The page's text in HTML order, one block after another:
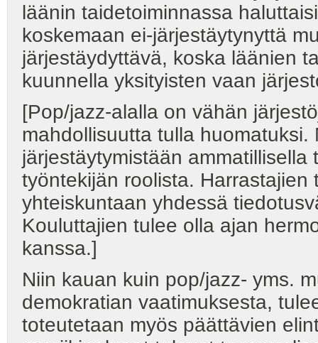
läänin taidetoiminnassa
koskemaan ei-järjestäytynyttä
järjestäydyttävä, koska läänien
kuunnella yksityisten vaan
[Pop/jazz-alalla on vähän
mahdollisuutta tulla
järjestäytymistään
työntekijän roolista.
yhteiskuntaan yhdessä
Kouluttajien tulee olla ajan
kanssa.]
Niin kauan kuin pop/jazz- yms.
demokratian vaatimuksesta,
toteutetaan myös päättävien